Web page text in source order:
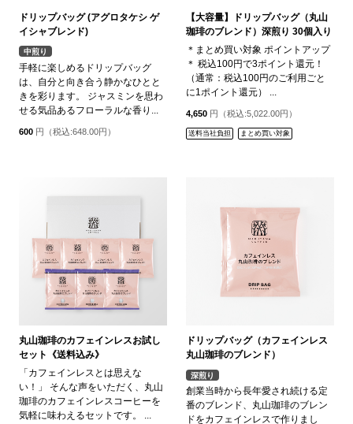
ドリップバッグ (アグロタケシ ゲ
イシャブレンド)
中煎り
手軽に楽しめるドリップバッグ
は、自分と向き合う静かなひとと
きを彩ります。 ジャスミンを思わ
せる気品あるフローラルな香り...
600 円（税込:648.00円）
【大容量】ドリップバッグ（丸山
珈琲のブレンド）深煎り 30個入り
＊まとめ買い対象 ポイントアップ
＊ 税込100円で3ポイント還元！
（通常：税込100円のご利用ごと
に1ポイント還元） ...
4,650 円（税込:5,022.00円）
送料当社負担 まとめ買い対象
丸山珈琲のカフェインレスお試し
セット《送料込み》
「カフェインレスとは思えな
い！」 そんな声をいただく、丸山
珈琲のカフェインレスコーヒーを
気軽に味わえるセットです。 ...
ドリップバッグ（カフェインレス
丸山珈琲のブレンド）
深煎り
創業当時から長年愛され続ける定
番のブレンド、丸山珈琲のブレン
ドをカフェインレスで作りまし